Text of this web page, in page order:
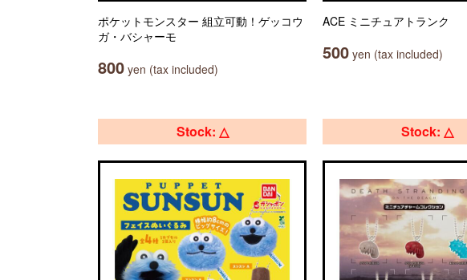
ポケットモンスター 組立可動！ゲッコウ
ガ・バシャーモ
800 yen (tax included)
ACE ミニチュアトランク
500 yen (tax included)
Stock: △ Stock: △